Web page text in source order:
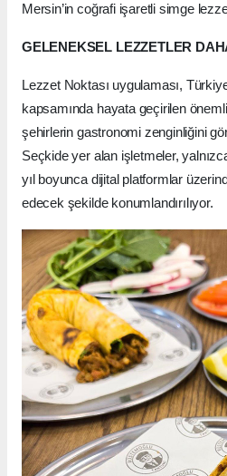
Mersin’in coğrafi işaretli simge
GELENEKSEL LEZZETLER
Lezzet Noktası uygulaması,
kapsamında hayata geçirilen
şehirlerin gastronomi zenginliğini
Seçkide yer alan işletmeler,
yıl boyunca dijital platformlar
edecek şekilde konumlandırılıyor.